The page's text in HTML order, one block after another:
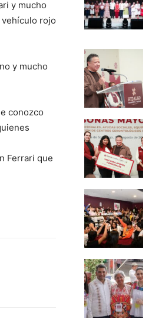
y mucho
rojo
y mucho
conozco
Ferrari que